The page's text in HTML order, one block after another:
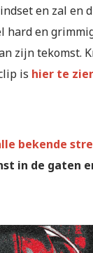
en zal
en
zijn tekomst.
is hier te
bekende
in de gaten